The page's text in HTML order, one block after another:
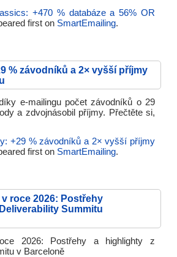
+470 % databáze a 56% OR
first on SmartEmailing.
% závodníků a 2× vyšší příjmy
e-mailingu počet závodníků o 29
a zdvojnásobil příjmy. Přečtěte si,
+29 % závodníků a 2× vyšší příjmy
first on SmartEmailing.
roce 2026: Postřehy
Summitu
2026: Postřehy a highlighty z
v Barceloně